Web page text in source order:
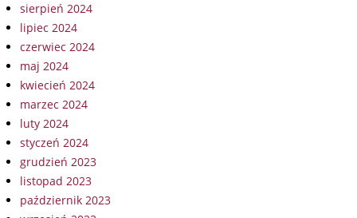
sierpień 2024
lipiec 2024
czerwiec 2024
maj 2024
kwiecień 2024
marzec 2024
luty 2024
styczeń 2024
grudzień 2023
listopad 2023
październik 2023